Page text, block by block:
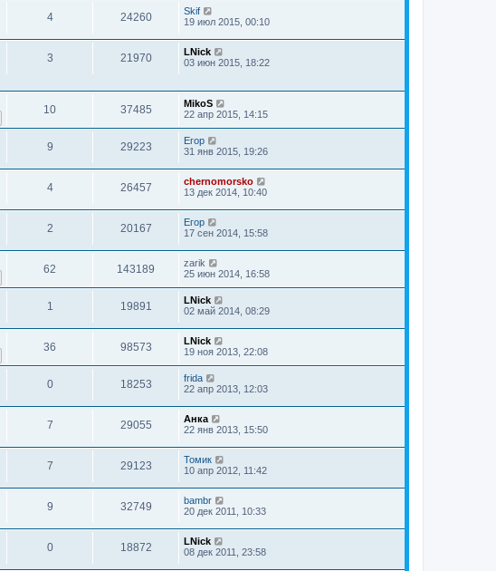
4 24260
Skif
19 июл 2015, 00:10
3 21970
LNick
03 июн 2015, 18:22
10 37485
MikoS
22 апр 2015, 14:15
9 29223
Егор
31 янв 2015, 19:26
4 26457
chernomorsko
13 дек 2014, 10:40
2 20167
Егор
17 сен 2014, 15:58
62 143189
zarik
25 июн 2014, 16:58
1 19891
LNick
02 май 2014, 08:29
36 98573
LNick
19 ноя 2013, 22:08
0 18253
frida
22 апр 2013, 12:03
7 29055
Анка
22 янв 2013, 15:50
7 29123
Томик
10 апр 2012, 11:42
9 32749
bambr
20 дек 2011, 10:33
0 18872
LNick
08 дек 2011, 23:58